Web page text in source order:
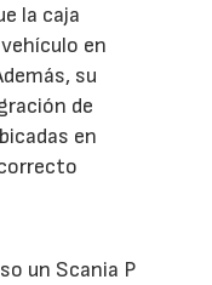
la caja
en
su
de
en
un Scania P